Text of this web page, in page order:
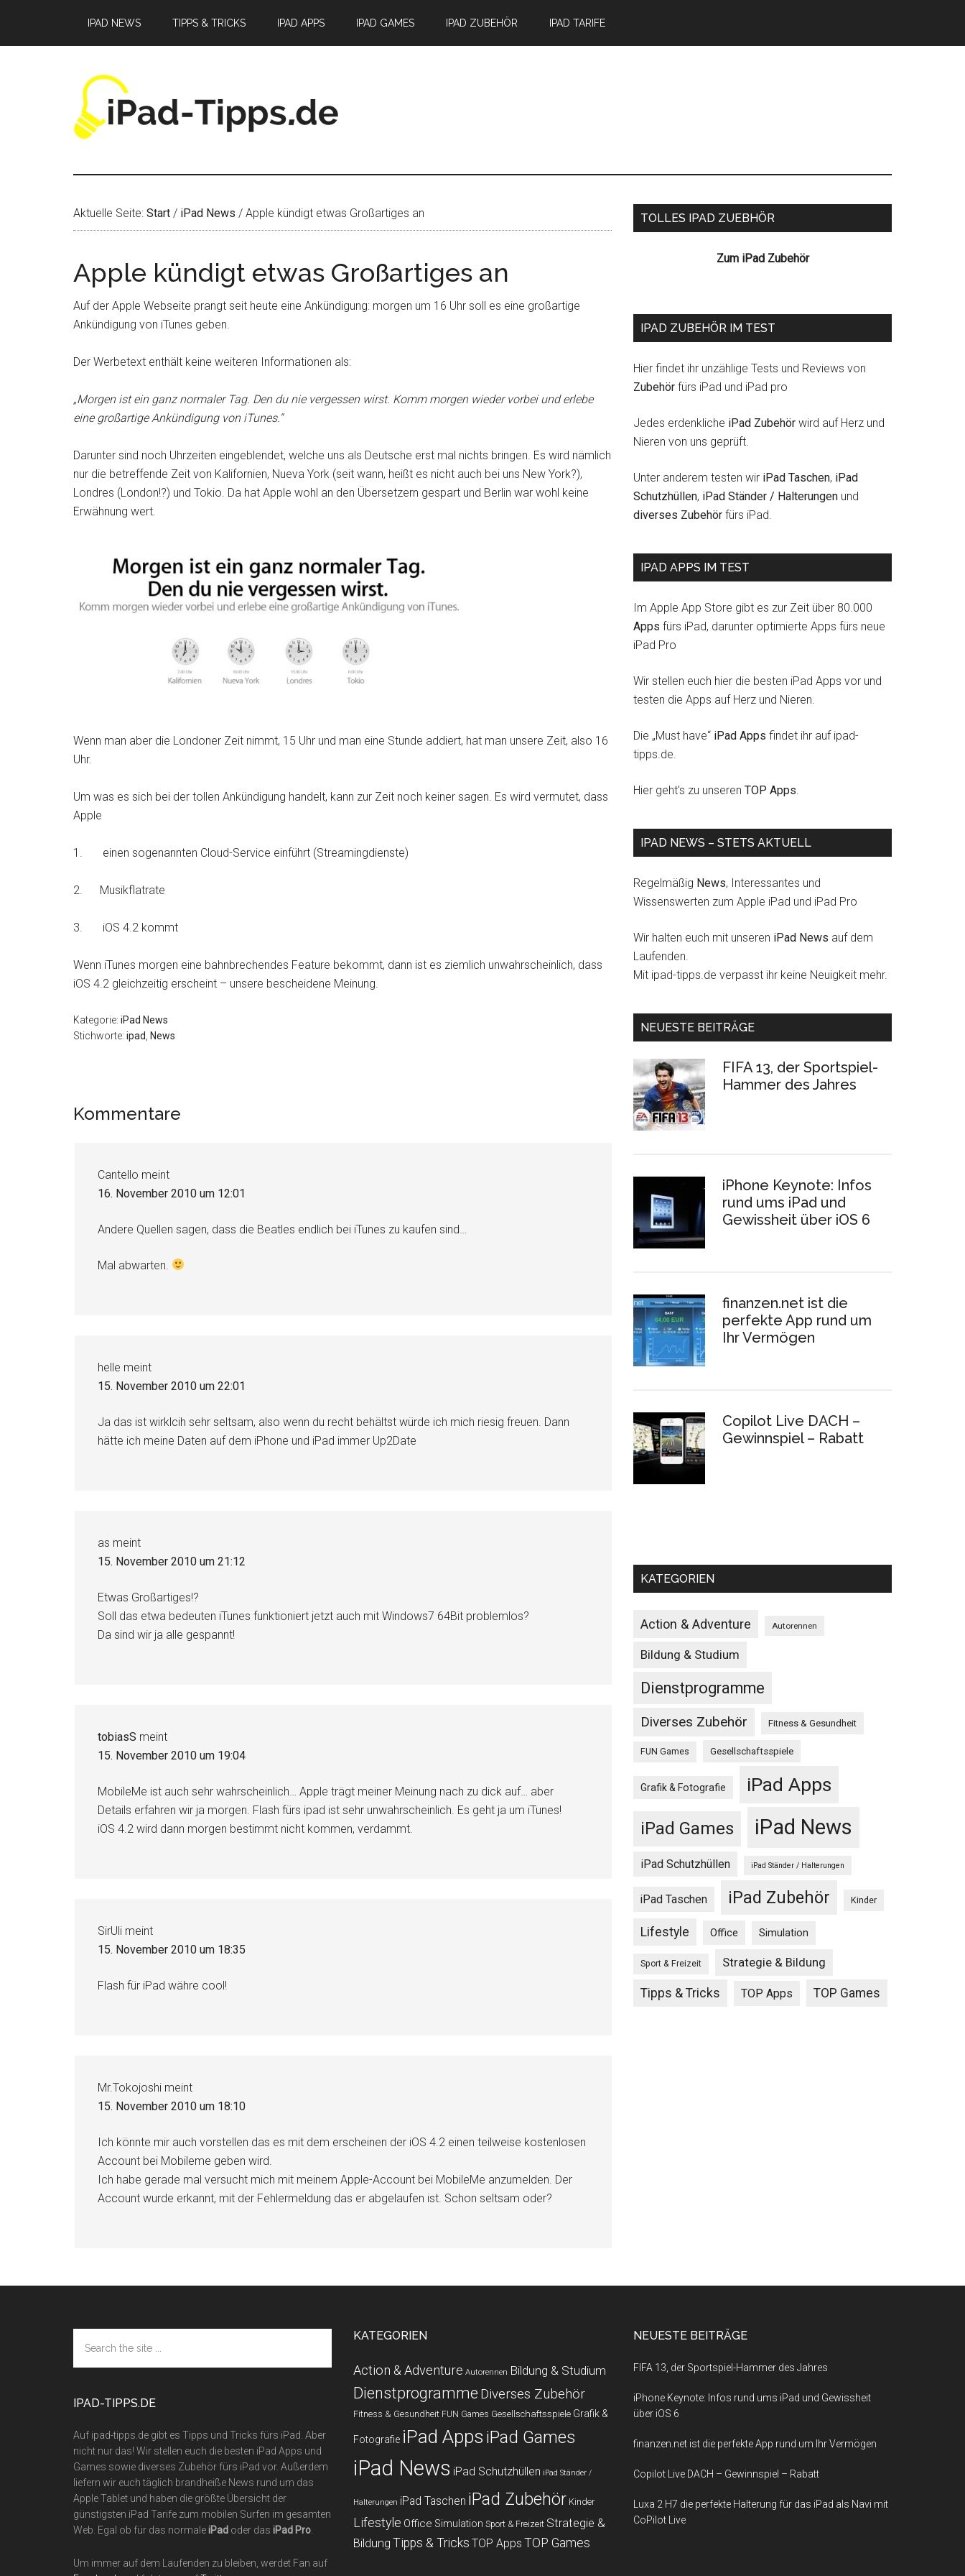
springen
springen
springen
IPAD NEWS TIPPS & TRICKS IPAD APPS IPAD GAMES IPAD ZUBEHÖR IPAD TARIFE
Aktuelle Seite: Start / iPad News / Apple kündigt etwas Großartiges an
Apple kündigt etwas Großartiges an
Auf der Apple Webseite prangt seit heute eine Ankündigung: morgen um 16 Uhr soll es eine großartige
Ankündigung von iTunes geben.
Der Werbetext enthält keine weiteren Informationen als:
„Morgen ist ein ganz normaler Tag. Den du nie vergessen wirst. Komm morgen wieder vorbei und erlebe
eine großartige Ankündigung von iTunes.“
Darunter sind noch Uhrzeiten eingeblendet, welche uns als Deutsche erst mal nichts bringen. Es wird nämlich
nur die betreffende Zeit von Kalifornien, Nueva York (seit wann, heißt es nicht auch bei uns New York?),
Londres (London!?) und Tokio. Da hat Apple wohl an den Übersetzern gespart und Berlin war wohl keine
Erwähnung wert.
Wenn man aber die Londoner Zeit nimmt, 15 Uhr und man eine Stunde addiert, hat man unsere Zeit, also 16
Uhr.
Um was es sich bei der tollen Ankündigung handelt, kann zur Zeit noch keiner sagen. Es wird vermutet, dass
Apple
1. einen sogenannten Cloud-Service einführt (Streamingdienste)
2. Musikflatrate
3. iOS 4.2 kommt
Wenn iTunes morgen eine bahnbrechendes Feature bekommt, dann ist es ziemlich unwahrscheinlich, dass
iOS 4.2 gleichzeitig erscheint – unsere bescheidene Meinung.
Kategorie: iPad News
Stichworte: ipad News
Leser-
Kommentare
Cantello meint
16. November 2010 um 12:01
Andere Quellen sagen, dass die Beatles endlich bei iTunes zu kaufen sind…
Mal abwarten.
helle meint
15. November 2010 um 22:01
Ja das ist wirklcih sehr seltsam, also wenn du recht behältst würde ich mich riesig freuen. Dann
hätte ich meine Daten auf dem iPhone und iPad immer Up2Date
as meint
15. November 2010 um 21:12
Etwas Großartiges!?
Soll das etwa bedeuten iTunes funktioniert jetzt auch mit Windows7 64Bit problemlos?
Da sind wir ja alle gespannt!
tobiasS meint
15. November 2010 um 19:04
MobileMe ist auch sehr wahrscheinlich… Apple trägt meiner Meinung nach zu dick auf… aber
Details erfahren wir ja morgen. Flash fürs ipad ist sehr unwahrscheinlich. Es geht ja um iTunes!
iOS 4.2 wird dann morgen bestimmt nicht kommen, verdammt.
SirUli meint
15. November 2010 um 18:35
Flash für iPad währe cool!
Mr.Tokojoshi meint
15. November 2010 um 18:10
Ich könnte mir auch vorstellen das es mit dem erscheinen der iOS 4.2 einen teilweise kostenlosen
Account bei Mobileme geben wird.
Ich habe gerade mal versucht mich mit meinem Apple-Account bei MobileMe anzumelden. Der
Account wurde erkannt, mit der Fehlermeldung das er abgelaufen ist. Schon seltsam oder?
Seitenspalte
TOLLES IPAD ZUEBHÖR
Zum iPad Zubehör
IPAD ZUBEHÖR IM TEST
Hier findet ihr unzählige Tests und Reviews von
Zubehör fürs iPad und iPad pro
Jedes erdenkliche iPad Zubehör wird auf Herz und
Nieren von uns geprüft.
Unter anderem testen wir iPad Taschen, iPad
Schutzhüllen, iPad Ständer / Halterungen und
diverses Zubehör fürs iPad.
IPAD APPS IM TEST
Im Apple App Store gibt es zur Zeit über 80.000
Apps fürs iPad, darunter optimierte Apps fürs neue
iPad Pro
Wir stellen euch hier die besten iPad Apps vor und
testen die Apps auf Herz und Nieren.
Die „Must have“ iPad Apps findet ihr auf ipad-
tipps.de.
Hier geht's zu unseren TOP Apps.
IPAD NEWS – STETS AKTUELL
Regelmäßig News, Interessantes und
Wissenswerten zum Apple iPad und iPad Pro
Wir halten euch mit unseren iPad News auf dem
Laufenden.
Mit ipad-tipps.de verpasst ihr keine Neuigkeit mehr.
NEUESTE BEITRÄGE
FIFA 13, der Sportspiel-
Hammer des Jahres
iPhone Keynote: Infos
rund ums iPad und
Gewissheit über iOS 6
finanzen.net ist die
perfekte App rund um
Ihr Vermögen
Copilot Live DACH –
Gewinnspiel – Rabatt
KATEGORIEN
Action & Adventure Autorennen
Bildung & Studium
Dienstprogramme
Diverses Zubehör Fitness & Gesundheit
FUN Games Gesellschaftsspiele
Grafik & Fotografie iPad Apps
iPad Games iPad News
iPad Schutzhüllen iPad Ständer / Halterungen
iPad Taschen iPad Zubehör Kinder
Lifestyle Office Simulation
Sport & Freizeit Strategie & Bildung
Tipps & Tricks TOP Apps TOP Games
the
site
IPAD-TIPPS.DE
Auf ipad-tipps.de gibt es Tipps und Tricks fürs iPad. Aber
nicht nur das! Wir stellen euch die besten iPad Apps und
Games sowie diverses Zubehör fürs iPad vor. Außerdem
liefern wir euch täglich brandheiße News rund um das
Apple Tablet und haben die größte Übersicht der
günstigsten iPad Tarife zum mobilen Surfen im gesamten
Web. Egal ob für das normaleiPad oder das iPad Pro
Um immer auf dem Laufenden zu bleiben, werdet Fan auf
KATEGORIEN
Action & Adventure Autorennen Bildung & Studium
Dienstprogramme Diverses Zubehör
Fitness & Gesundheit FUN Games Gesellschaftsspiele Grafik &
Fotografie iPad Apps iPad Games
iPad News iPad Schutzhüllen iPad Ständer /
Halterungen iPad Taschen iPad Zubehör Kinder
Lifestyle Office Simulation Sport & Freizeit Strategie &
Bildung Tipps & Tricks TOP Apps TOP Games
NEUESTE BEITRÄGE
FIFA 13, der Sportspiel-Hammer des Jahres
iPhone Keynote: Infos rund ums iPad und Gewissheit
über iOS 6
finanzen.net ist die perfekte App rund um Ihr Vermögen
Copilot Live DACH – Gewinnspiel – Rabatt
Luxa 2 H7 die perfekte Halterung für das iPad als Navi mit
CoPilot Live